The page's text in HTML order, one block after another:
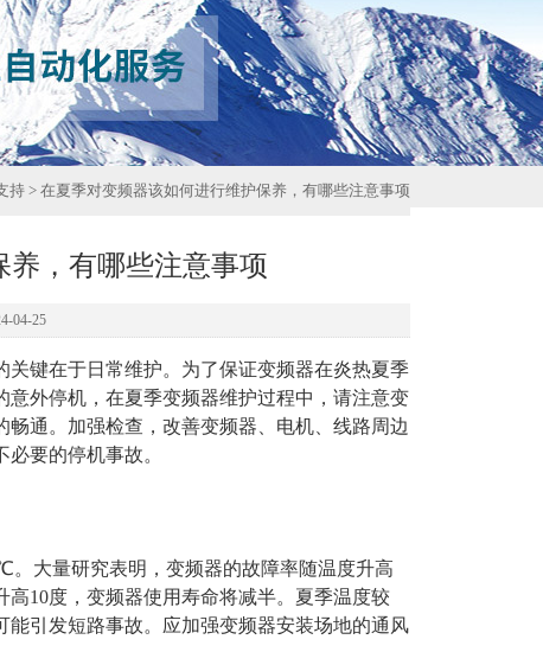
持 > 在夏季对变频器该如何进行维护保养，有哪些注意事项
，有哪些注意事项
04-25
键在于日常维护。为了保证变频器在炎热夏季
外停机，在夏季变频器维护过程中，请注意变
通。加强检查，改善变频器、电机、线路周边
要的停机事故。
大量研究表明，变频器的故障率随温度升高
10度，变频器使用寿命将减半。夏季温度较
引发短路事故。应加强变频器安装场地的通风